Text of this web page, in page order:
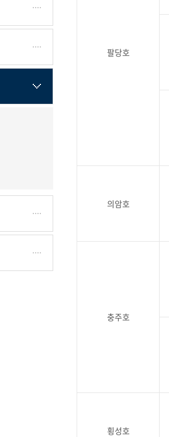
팔당호
의암호
충주호
횡성호